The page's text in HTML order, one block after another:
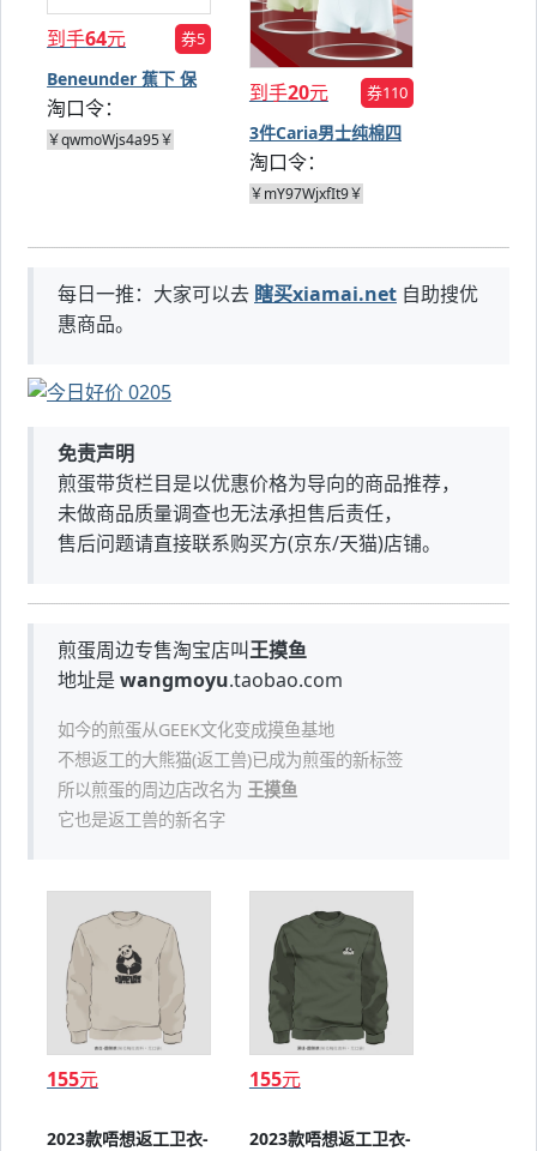
到手64元 券5
Beneunder 蕉下 保
暖针织帽
淘口令：
￥qwmoWjs4a95￥
到手20元 券110
3件Caria男士纯棉四
角内裤
淘口令：
￥mY97WjxfIt9￥
每日一推：大家可以去 瞎买xiamai.net 自助搜优
惠商品。
免责声明
煎蛋带货栏目是以优惠价格为导向的商品推荐，
未做商品质量调查也无法承担售后责任，
售后问题请直接联系购买方(京东/天猫)店铺。
煎蛋周边专售淘宝店叫王摸鱼
地址是 wangmoyu.taobao.com
如今的煎蛋从GEEK文化变成摸鱼基地
不想返工的大熊猫(返工兽)已成为煎蛋的新标签
所以煎蛋的周边店改名为 王摸鱼
它也是返工兽的新名字
155元
2023款唔想返工卫衣-
155元
2023款唔想返工卫衣-